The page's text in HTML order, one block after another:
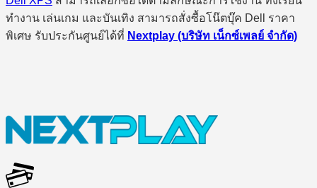
ทำงาน เล่นเกม และบันเทิง สามารถสั่งซื้อโน๊ตบุ๊ค Dell ราคา
พิเศษ รับประกันศูนย์ได้ที่ Nextplay (บริษัท เน็กซ์เพลย์ จำกัด)